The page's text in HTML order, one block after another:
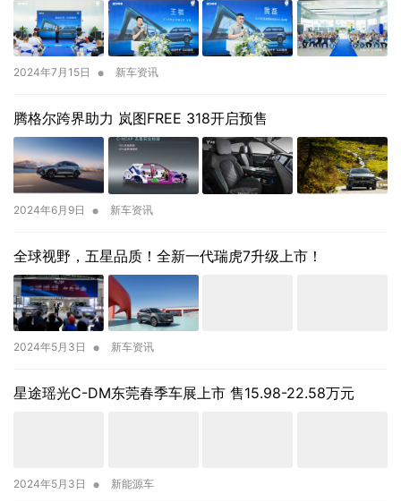
2024年7月15日 • 新车资讯
腾格尔跨界助力 岚图FREE 318开启预售
2024年6月9日 • 新车资讯
全球视野，五星品质！全新一代瑞虎7升级上市！
2024年5月3日 • 新车资讯
星途瑶光C-DM东莞春季车展上市 售15.98-22.58万元
2024年5月3日 • 新能源车